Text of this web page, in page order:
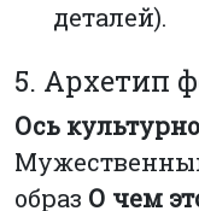
деталей).
5. Архетип
Ось
образ О чем